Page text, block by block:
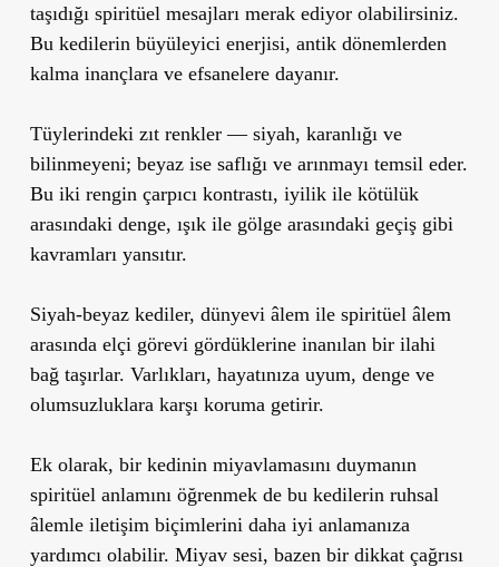
taşıdığı spiritüel mesajları merak ediyor olabilirsiniz.
Bu kedilerin büyüleyici enerjisi, antik dönemlerden
kalma inançlara ve efsanelere dayanır.
Tüylerindeki zıt renkler— siyah, karanlığı ve
bilinmeyeni; beyaz ise saflığı ve arınmayı temsil eder.
Bu iki rengin çarpıcı kontrastı, iyilik ile kötülük
arasındaki denge, ışık ile gölge arasındaki geçiş gibi
kavramları yansıtır.
Siyah-beyaz kediler, dünyevi âlem ile spiritüel âlem
arasında elçi görevi gördüklerine inanılan bir ilahi
bağ taşırlar. Varlıkları, hayatınıza uyum, denge ve
olumsuzluklara karşı koruma getirir.
Ek olarak, bir kedinin miyavlamasını duymanın
spiritüel anlamını öğrenmek de bu kedilerin ruhsal
âlemle iletişim biçimlerini daha iyi anlamanıza
yardımcı olabilir. Miyav sesi, bazen bir dikkat çağrısı